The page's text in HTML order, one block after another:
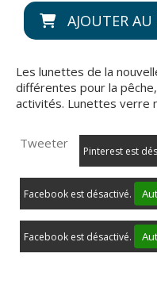
AJOUTER AU
Les lunettes de la
différentes pour la
activités. Lunettes verre
Tweeter
Pinterest est
Facebook est désactivé.
Facebook est désactivé.